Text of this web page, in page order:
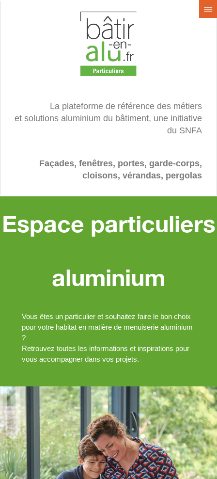
La plateforme de référence des métiers
et solutions aluminium du bâtiment, une initiative
du SNFA
Façades, fenêtres, portes, garde-corps,
cloisons, vérandas, pergolas
Espace particuliers
aluminium
Vous êtes un particulier et souhaitez faire le bon choix
pour votre habitat en matière de menuiserie aluminium
?
Retrouvez toutes les informations et inspirations pour
vous accompagner dans vos projets.